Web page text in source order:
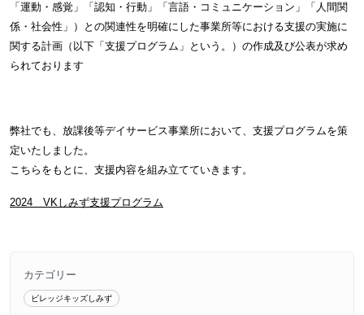
「運動・感覚」「認知・行動」「言語・コミュニケーション」「人間関
係・社会性」）との関連性を明確にした事業所等における支援の実施に
関する計画（以下「支援プログラム」という。）の作成及び公表が求め
られております
弊社でも、放課後等デイサービス事業所において、支援プログラムを策
定いたしました。
こちらをもとに、支援内容を組み立てていきます。
2024＿VKしみず支援プログラム
カテゴリー
ビレッジキッズしみず